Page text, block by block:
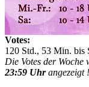
Votes:
120 Std., 53 Min. bis
Die Votes der Woche
23:59 Uhrangezeigt !